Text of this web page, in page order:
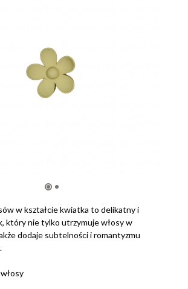
w kształcie kwiatka to delikatny i
który nie tylko utrzymuje włosy w
dodaje subtelności i romantyzmu